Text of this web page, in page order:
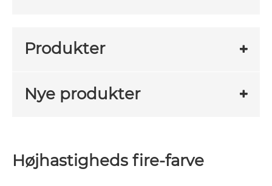
Produkter
Nye produkter
Højhastigheds fire-farve